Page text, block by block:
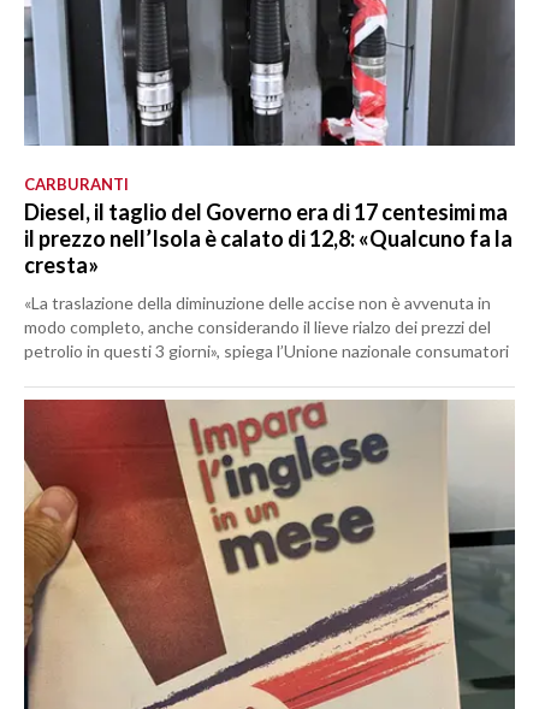
CARBURANTI
Diesel, il taglio del Governo era di 17 centesimi ma
il prezzo nell’Isola è calato di 12,8: «Qualcuno fa la
cresta»
«La traslazione della diminuzione delle accise non è avvenuta in
modo completo, anche considerando il lieve rialzo dei prezzi del
petrolio in questi 3 giorni», spiega l’Unione nazionale consumatori